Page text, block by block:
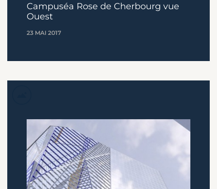
Campuséa Rose de Cherbourg vue
Ouest
23 MAI 2017